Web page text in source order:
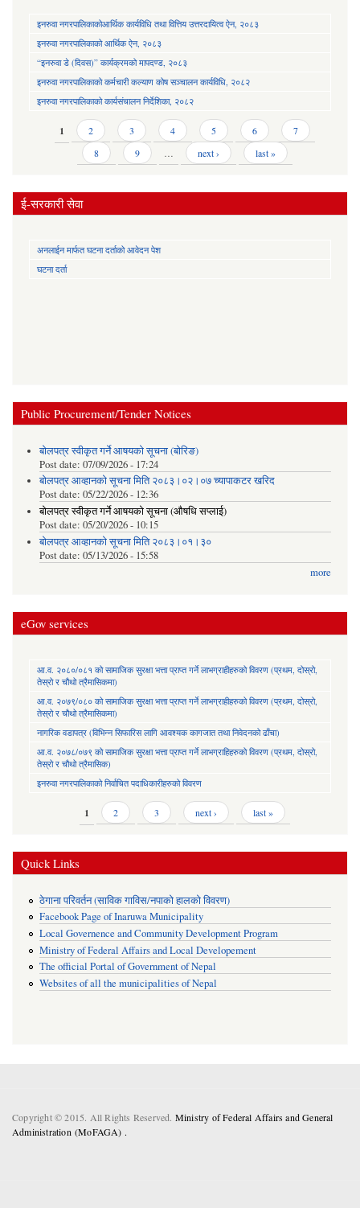
इनरुवा नगरपालिकाकोआर्थिक कार्यविधि तथा वित्तिय उत्तरदायित्व ऐन, २०८३
इनरुवा नगरपालिकाको आर्थिक ऐन, २०८३
“इनरुवा डे (दिवस)” कार्यक्रमको मापदण्ड, २०८३
इनरुवा नगरपालिकाको कर्मचारी कल्याण कोष सञ्चालन कार्यविधि, २०८२
इनरुवा नगरपालिकाको कार्यसंचालन निर्देशिका, २०८२
Pages1 2 3 4 5 6
7
8
9 … next › last »
ई-सरकारी सेवा
अनलाईन मार्फत घटना दर्ताको आवेदन पेश
घटना दर्ता
Public Procurement/Tender Notices
बोलपत्र स्वीकृत गर्ने आषयको सूचना (बोरिङ)
Post date: 07/09/2026 - 17:24
बोलपत्र आव्हानको सूचना मिति २०८३।०२।०७ च्यापाकटर खरिद
Post date: 05/22/2026 - 12:36
बोलपत्र स्वीकृत गर्ने आषयको सूचना (औषधि सप्लाई)
Post date: 05/20/2026 - 10:15
बोलपत्र आव्हानको सूचना मिति २०८३।०१।३०
Post date: 05/13/2026 - 15:58
more
eGov services
आ.व. २०८०/०८१ को सामाजिक सुरक्षा भत्ता प्राप्त गर्ने लाभग्राहीहरुको विवरण (प्रथम, दोस्रो,
तेस्रो र चौथो त्रैमासिकमा)
आ.व. २०७९/०८० को सामाजिक सुरक्षा भत्ता प्राप्त गर्ने लाभग्राहीहरुको विवरण (प्रथम, दोस्रो,
तेस्रो र चौथो त्रैमासिकमा)
नागरिक वडापत्र (विभिन्न सिफारिस लागि आवश्यक कागजात तथा निवेदनको ढाँचा)
आ.व. २०७८/०७९ को सामाजिक सुरक्षा भत्ता प्राप्त गर्ने लाभग्राहिहरुको विवरण (प्रथम, दोस्रो,
तेस्रो र चौथो त्रैमासिक)
इनरुवा नगरपालिकाको निर्वाचित पदाधिकारीहरुको विवरण
1 2 3 next › last »
Quick Links
ठेगाना परिवर्तन (साविक गाविस/नपाको हालको विवरण)
Facebook Page of Inaruwa Municipality
Local Governence and Community Development Program
Ministry of Federal Affairs and Local Developement
The official Portal of Government of Nepal
Websites of all the municipalities of Nepal
Copyright © 2015. All Rights Reserved. Ministry of Federal Affairs and General
Administration (MoFAGA) .